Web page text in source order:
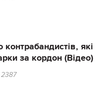
які
за кордон (Відео)
2387